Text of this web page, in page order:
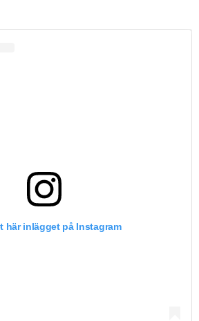
här inlägget på Instagram